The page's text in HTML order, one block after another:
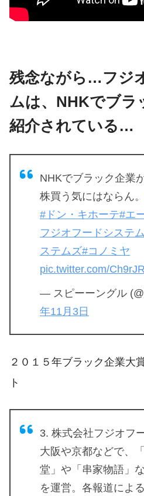
残念ながら…フジ
ムは、NHKでブラ
紹介されている…
NHKでブラック企業
株買う気にはならん。
#ドン・キホーテ#エ
フジオフードシステム
ステムズ#コノミヤ
pic.twitter.com/
— スピーーングル
年11月3日
２０１５年ブラック企業大
ト
3. 株式会社フジオフ
大阪や京都などで、
堂」や「串家物語」
を運営。各報道によ